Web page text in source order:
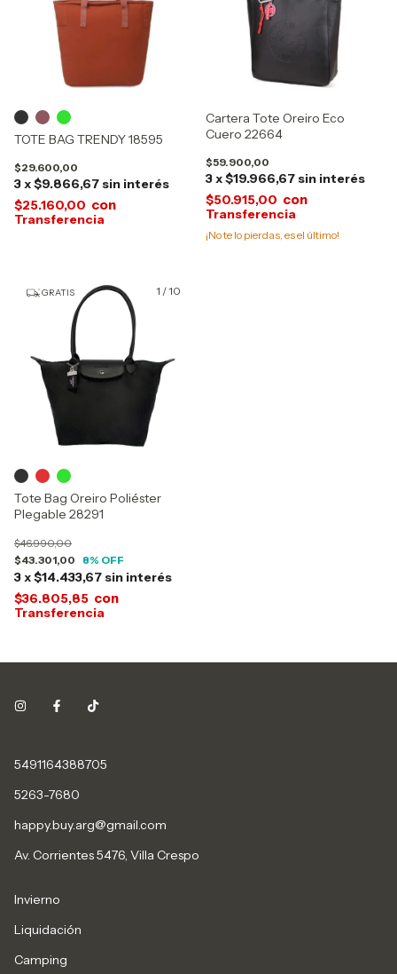
TOTE BAG TRENDY 18595
$29.600,00
3x$9.866,67 sin interés
$25.160,00 con
Cartera Tote Oreiro Eco
Cuero 22664
$59.900,00
3x$19.966,67 sin interés
$50.915,00 con
¡No te lo pierdas, es el último!
1 /10
GRATIS
Tote Bag Oreiro Poliéster
Plegable 28291
$43.301,00
$46.990,00
8% OFF
3x$14.433,67 sin interés
$36.805,85 con
5491164388705
5263-7680
happy.buy.arg@gmail.com
Av. Corrientes 5476, Villa Crespo
Invierno
Liquidación
Camping